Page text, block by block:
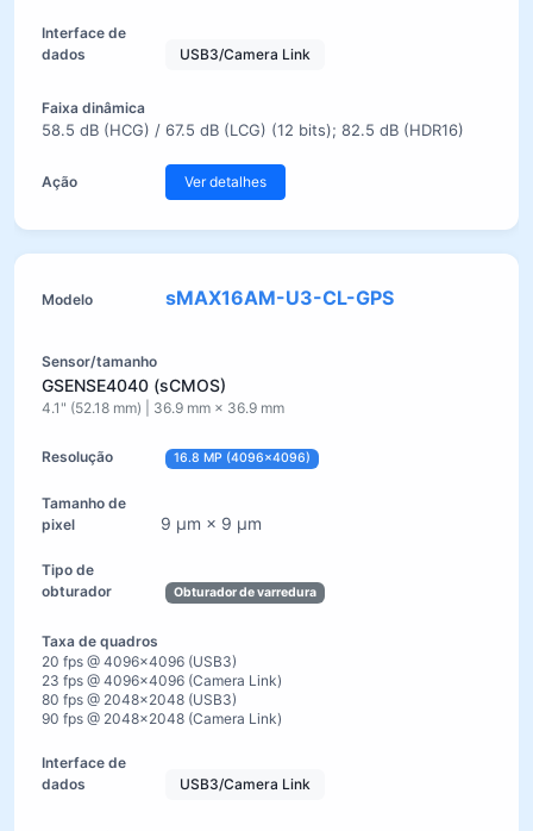
USB3/Camera Link
58.5 dB (HCG) / 67.5 dB (LCG) (12 bits); 82.5 dB (HDR16)
Ver detalhes
sMAX16AM-U3-CL-GPS
GSENSE4040 (sCMOS)
4.1" (52.18 mm) | 36.9 mm × 36.9 mm
16.8 MP (4096×4096)
9 µm × 9 µm
Obturador de varredura
20 fps @ 4096×4096 (USB3)
23 fps @ 4096×4096 (Camera Link)
80 fps @ 2048×2048 (USB3)
90 fps @ 2048×2048 (Camera Link)
USB3/Camera Link